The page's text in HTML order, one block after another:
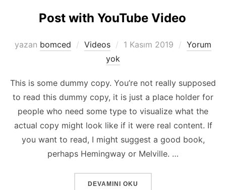
Post with YouTube Video
yazan bomced Videos
Yayımlanma
1 Kasım 2019
Yorum
yok
This is some dummy copy. You’re not really supposed
to read this dummy copy, it is just a place holder for
people who need some type to visualize what the
actual copy might look like if it were real content. If
you want to read, I might suggest a good book,
perhaps Hemingway or Melville. …
“POST WITH YOUTUBE VIDEO”
DEVAMINI OKU